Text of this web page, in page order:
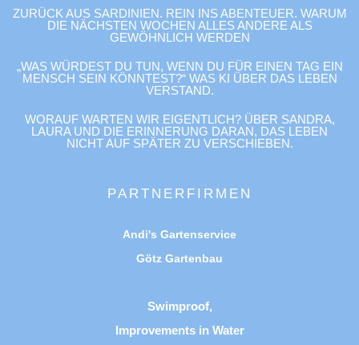
ZURÜCK AUS SARDINIEN. REIN INS ABENTEUER. WARUM
DIE NÄCHSTEN WOCHEN ALLES ANDERE ALS
GEWÖHNLICH WERDEN
„WAS WÜRDEST DU TUN, WENN DU FÜR EINEN TAG EIN
MENSCH SEIN KÖNNTEST?“ WAS KI ÜBER DAS LEBEN
VERSTAND.
WORAUF WARTEN WIR EIGENTLICH? ÜBER SANDRA,
LAURA UND DIE ERINNERUNG DARAN, DAS LEBEN
NICHT AUF SPÄTER ZU VERSCHIEBEN.
PARTNERFIRMEN
Andi's Gartenservice
Götz Gartenbau
Swimproof,
Improvements in Water